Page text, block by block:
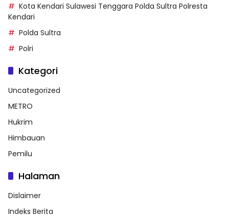
Kota Kendari Sulawesi Tenggara Polda Sultra Polresta
Kendari
Polda Sultra
Polri
Kategori
Uncategorized
METRO
Hukrim
Himbauan
Pemilu
Halaman
Dislaimer
Indeks Berita